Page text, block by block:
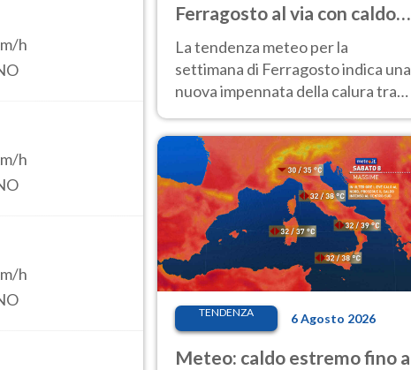
h
h
h
Ferragosto al via con caldo
intenso e qualche temporale
La tendenza meteo per la
settimana di Ferragosto indica una
nuova impennata della calura tra
anche al Nord.
TENDENZA 6 Agosto 2026
Meteo: caldo estremo fino a